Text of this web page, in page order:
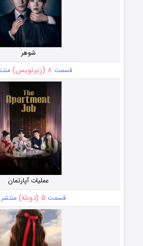
شوهر
قسمت ۸ (زیرنویس)
عملیات آپارتمان
قسمت ۵ (دوبله)